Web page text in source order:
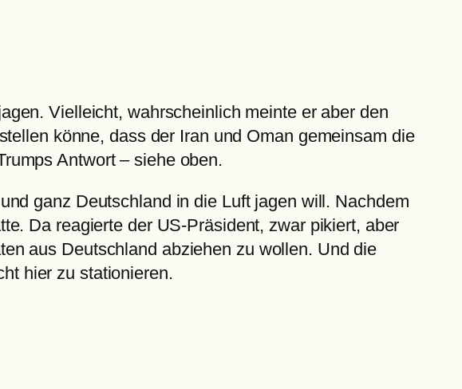
Vielleicht, wahrscheinlich meinte er aber den
könne, dass der Iran und Oman gemeinsam die
Antwort – siehe oben.
ganz Deutschland in die Luft jagen will. Nachdem
Da reagierte der US-Präsident, zwar pikiert, aber
aus Deutschland abziehen zu wollen. Und die
hier zu stationieren.